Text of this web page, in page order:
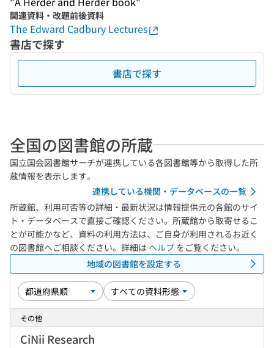
関連資料・改題前後資料
The Edward Cadbury Lectures
書店で探す
書店で探す
全国の図書館の所蔵
国立国会図書館サーチが連携している各図書館等から取得した所
蔵情報を表示します。
連携している機関・データベースの一覧
所蔵館、利用可否等の詳細・最新状況は情報提供元の各館のサイ
ト・データベースで直接ご確認ください。所蔵館から取寄せるこ
とが可能かなど、資料の利用方法は、ご自身が利用されるお近く
の図書館へご相談ください。詳細は ヘルプ をご覧ください。
地域の図書館を設定する
その他
CiNii Research